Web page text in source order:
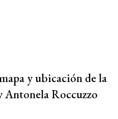
y ubicación de la
Antonela Roccuzzo